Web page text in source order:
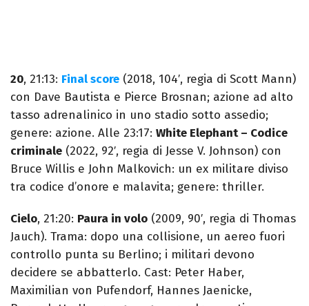
20, 21:13: Final score (2018, 104′, regia di Scott Mann)
con Dave Bautista e Pierce Brosnan; azione ad alto
tasso adrenalinico in uno stadio sotto assedio;
genere: azione. Alle 23:17: White Elephant – Codice
criminale (2022, 92′, regia di Jesse V. Johnson) con
Bruce Willis e John Malkovich: un ex militare diviso
tra codice d’onore e malavita; genere: thriller.
Cielo, 21:20: Paura in volo (2009, 90′, regia di Thomas
Jauch). Trama: dopo una collisione, un aereo fuori
controllo punta su Berlino; i militari devono
decidere se abbatterlo. Cast: Peter Haber,
Maximilian von Pufendorf, Hannes Jaenicke,